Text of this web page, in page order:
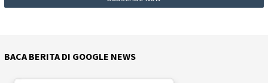
BACA BERITA DI GOOGLE NEWS